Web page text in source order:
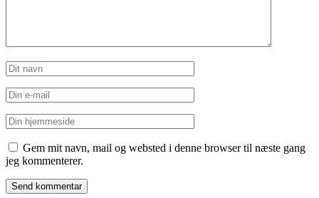
Gem mit navn, mail og websted i denne browser til næste gang
jeg kommenterer.